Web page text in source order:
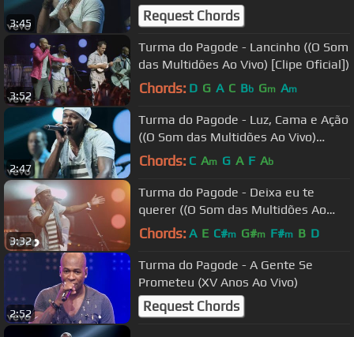
3:45
Vivo) [Clipe Oficial])
Request Chords
3:52
Turma do Pagode - Lancinho ((O Som
das Multidões Ao Vivo) [Clipe Oficial])
Chords: D G A C Bb Gm Am
2:47
Turma do Pagode - Luz, Cama e Ação
((O Som das Multidões Ao Vivo)
[Clipe Oficial])
Chords: C Am G A F Ab
3:32
Turma do Pagode - Deixa eu te
querer ((O Som das Multidões Ao
Vivo) [Clipe Oficial])
Chords: A E C#m G#m F#m B D
2:52
Turma do Pagode - A Gente Se
Prometeu (XV Anos Ao Vivo)
Request Chords